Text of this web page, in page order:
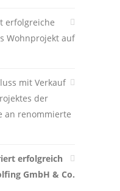
erfolgreiche
Wohnprojekt auf
mit Verkauf
der
an renommierte
erfolgreich
GmbH & Co.